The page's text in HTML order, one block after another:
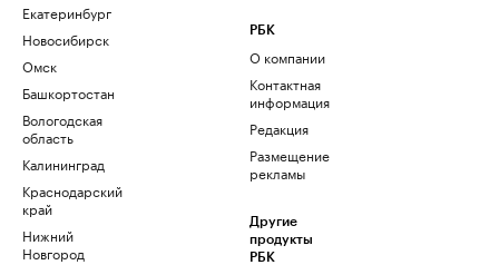
Екатеринбург
Новосибирск
Омск
Башкортостан
Вологодская
область
Калининград
Краснодарский
край
Нижний
Новгород
РБК
О компании
Контактная
информация
Редакция
Размещение
рекламы
Другие
продукты
РБК